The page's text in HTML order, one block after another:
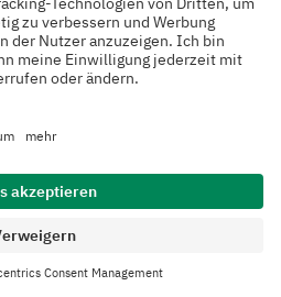
Studienstart in
Kulmbach
Rubriken
Barrierefreiheit
Kontakt